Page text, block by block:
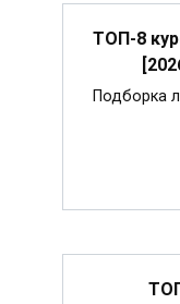
ТОП-8
Подборка